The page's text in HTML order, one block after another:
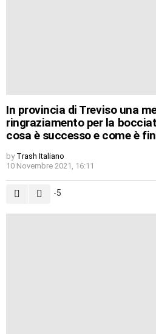
In provincia di Treviso una
ringraziamento per la
cosa è successo e come è
by Trash Italiano
10 Novembre 2021, 16:11
-5